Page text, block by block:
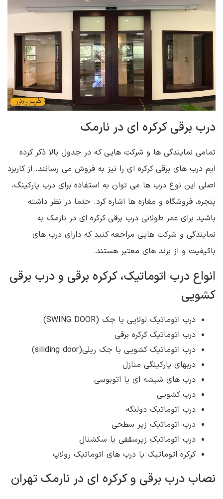
درب برقی کرکره ای در نارمک
تمامی نمایندگی ها و شرکت هایی که در جدول بالا ذکر کرده
ایم درب های برقی کرکره ای را نیز به فروش می رسانند. از کاربرد
اصلی این نوع درب ها می توان به استفاده برای درب پارکینگ،
پنجره، فروشگاه و مغازه ها اشاره کرد. حتما در نظر داشته
باشید برای عمر طولانی درب برقی کرکره ای در نارمک به
نمایندگی و شرکت هایی مراجعه کنید که دارای درب های
باکیفیت و از برند های معتبر هستند.
انواع درب اتوماتیک، کرکره برقی و درب برقی
کشویی
درب اتوماتیک لولایی یا جک (SWING DOOR)
درب اتوماتیک کرکره برقی
درب اتوماتیک کشویی یا جک ریلی(siliding door)
دربهای پارکینگی منازل
درب های شیشه ای یا اتوبوسی
درب کشویی
درب اتوماتيک دولنگه
درب اتوماتيک زير سطحی
درب اتوماتيک زيرسقفی يا سکشنال
کرکره اتوماتيک يا درب های اتوماتيک رولاپ
نصاب درب برقی و کرکره ای در نارمک تهران